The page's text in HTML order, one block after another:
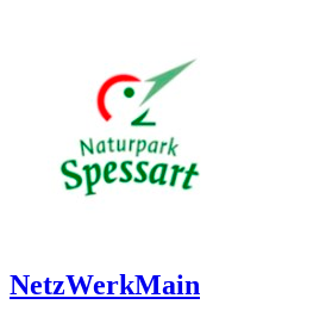
NetzWerkMain